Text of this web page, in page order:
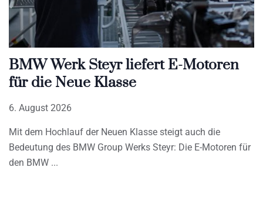
BMW Werk Steyr liefert E-Motoren
für die Neue Klasse
6. August 2026
Mit dem Hochlauf der Neuen Klasse steigt auch die
Bedeutung des BMW Group Werks Steyr: Die E-Motoren für
den BMW